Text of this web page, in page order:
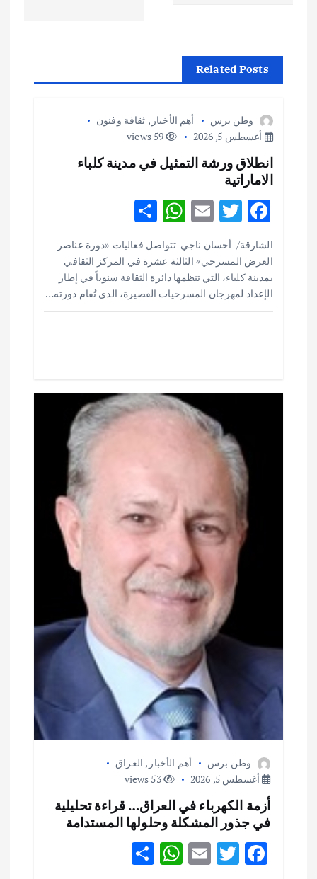
ت
Related Posts
وطن برس أهم الأخبار , ثقافة وفنون
أغسطس 5, 2026
59 views
انطلاق ورشة التمثيل في مدينة كلباء
الاماراتية
F
ac
e
b
o
T
w
it
te
r
E
ai
l
W
h
at
s
A
h
ar
e
الشارقة/ أحسان ناجي تتواصل فعاليات «دورة عناصر
العرض المسرحي» الثالثة عشرة في المركز الثقافي
بمدينة كلباء، التي تنظمها دائرة الثقافة سنوياً في إطار
الإعداد لمهرجان المسرحيات القصيرة، الذي تُقام دورته…
وطن برس أهم الأخبار , العراق
أغسطس 5, 2026
53 views
أزمة الكهرباء في العراق… قراءة تحليلية
في جذور المشكلة وحلولها المستدامة
F
T
E
W
S